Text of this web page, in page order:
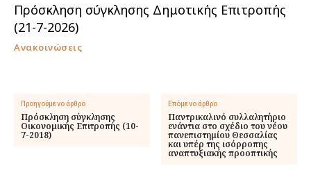
Πρόσκληση σύγκλησης Δημοτικής Επιτροπής
(21-7-2026)
Ανακοινώσεις
Προηγούμενο άρθρο
Πρόσκληση σύγκλησης
Οικονομικής Επιτροπής (10-
7-2018)
Επόμενο άρθρο
Παντρικαλινό συλλαλητήριο
ενάντια στο σχέδιο του νέου
πανεπιστημίου Θεσσαλίας
και υπέρ της ισόρροπης
αναπτυξιακής προοπτικής